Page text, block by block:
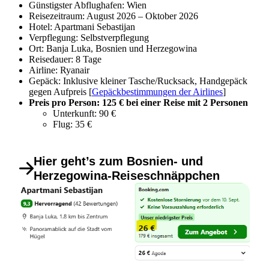
Günstigster Abflughafen: Wien
Reisezeitraum: August 2026 – Oktober 2026
Hotel: Apartmani Sebastijan
Verpflegung: Selbstverpflegung
Ort: Banja Luka, Bosnien und Herzegowina
Reisedauer: 8 Tage
Airline: Ryanair
Gepäck: Inklusive kleiner Tasche/Rucksack, Handgepäck
gegen Aufpreis [Gepäckbestimmungen der Airlines]
Preis pro Person: 125 € bei einer Reise mit 2 Personen
Unterkunft: 90 €
Flug: 35 €
Hier geht’s zum Bosnien- und
Herzegowina-Reiseschnäppchen